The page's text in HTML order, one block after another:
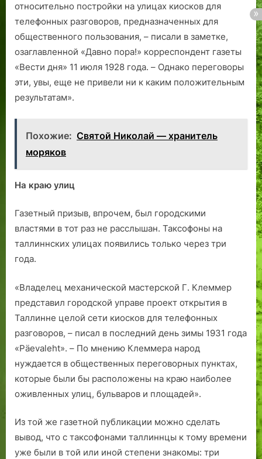
относительно постройки на улицах киосков для
телефонных разговоров, предназначенных для
общественного пользования, – писали в заметке,
озаглавленной «Давно пора!» корреспондент газеты
«Вести дня» 11 июля 1928 года. – Однако переговоры
эти, увы, еще не привели ни к каким положительным
результатам».
Похожие: Святой Николай — хранитель
моряков
На краю улиц
Газетный призыв, впрочем, был городскими
властями в тот раз не расслышан. Таксофоны на
таллиннских улицах появились только через три
года.
«Владелец механической мастерской Г. Клеммер
представил городской управе проект открытия в
Таллинне целой сети киосков для телефонных
разговоров, – писал в последний день зимы 1931 года
«Päevaleht». – По мнению Клеммера народ
нуждается в общественных переговорных пунктах,
которые были бы расположены на краю наиболее
оживленных улиц, бульваров и площадей».
Из той же газетной публикации можно сделать
вывод, что с таксофонами таллиннцы к тому времени
уже были в той или иной степени знакомы: три